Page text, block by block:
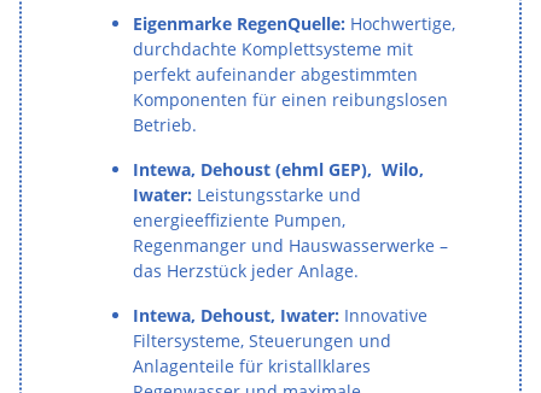
Eigenmarke RegenQuelle: Hochwertige,
durchdachte Komplettsysteme mit
perfekt aufeinander abgestimmten
Komponenten für einen reibungslosen
Betrieb.
Intewa, Dehoust (ehml GEP), Wilo,
Iwater: Leistungsstarke und
energieeffiziente Pumpen,
Regenmanger und Hauswasserwerke –
das Herzstück jeder Anlage.
Intewa, Dehoust, Iwater: Innovative
Filtersysteme, Steuerungen und
Anlagenteile für kristallklares